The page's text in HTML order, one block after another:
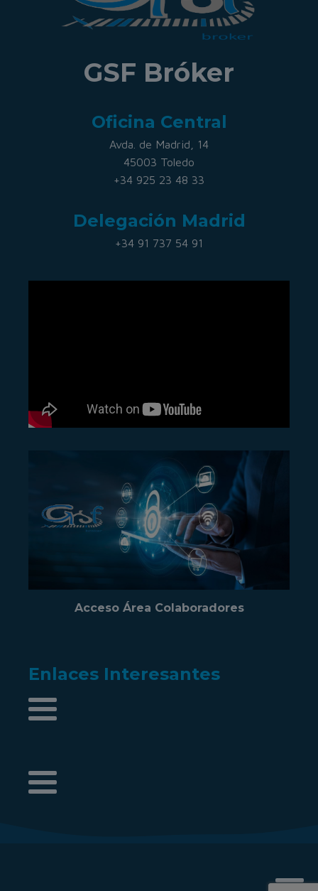
GSF Bróker
Oficina Central
Avda. de Madrid, 14
45003 Toledo
+34 925 23 48 33
Delegación Madrid
+34 91 737 54 91
Acceso Área Colaboradores
Enlaces Interesantes